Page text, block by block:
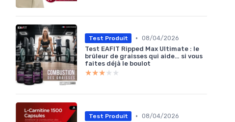
Test Produit • 08/04/2026
Test EAFIT Ripped Max Ultimate : le
brûleur de graisses qui aide… si vous
faites déjà le boulot
★★★★★
★★★★★
Test Produit • 08/04/2026